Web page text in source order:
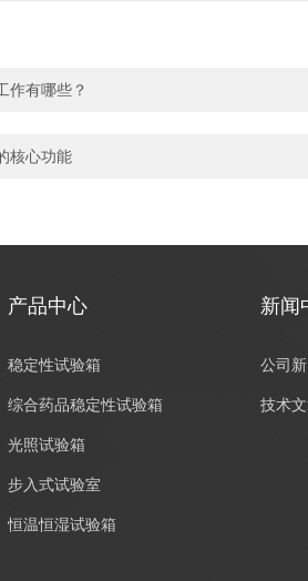
作有哪些？
核心功能
产品中心
稳定性试验箱
综合药品稳定性试验箱
光照试验箱
步入式试验室
恒温恒湿试验箱
新闻
公司
技术